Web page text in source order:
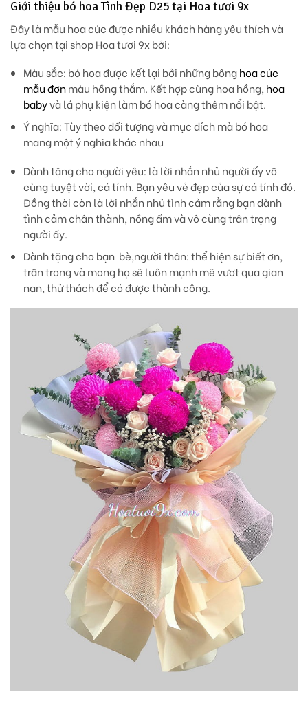
Giới thiệu bó hoa Tình Đẹp D25 tại Hoa tươi 9x
Đây là mẫu hoa cúc được nhiều khách hàng yêu thích và
lựa chọn tại shop Hoa tươi 9x bởi:
Màu sắc: bó hoa được kết lại bởi những bônghoa cúc
mẫu đơnmàu hồng thắm. Kết hợp cùng hoa hồng, hoa
babyvà lá phụ kiện làm bó hoa càng thêm nổi bật.
Ý nghĩa:Tùy theo đối tượng và mục đích mà bó hoa
mang một ý nghĩa khác nhau
Dành tặng cho người yêu: là lời nhắn nhủ người ấy vô
cùng tuyệt vời, cá tính. Bạn yêu vẻ đẹp của sự cá tính đó.
Đồng thời còn là lời nhắn nhủ tình cảm rằng bạn dành
tình cảm chân thành, nồng ấm và vô cùng trân trọng
người ấy.
Dành tặng cho bạn bè,người thân: thể hiện sự biết ơn,
trân trọng và mong họ sẽ luôn mạnh mẽ vượt qua gian
nan, thử thách để có được thành công.